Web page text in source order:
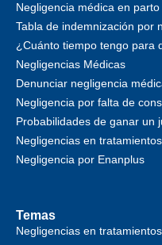
Negligencia médica en parto
Tabla de indemnización por
¿Cuánto tiempo tengo para
Negligencias Médicas
Denunciar negligencia
Negligencia por falta de
Probabilidades de ganar un
Negligencias en
Negligencia por Enanplus
Temas
Negligencias en